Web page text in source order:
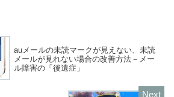
auメールの未読マークが見えない、未読
メールが見れない場合の改善方法－メー
ル障害の「後遺症」